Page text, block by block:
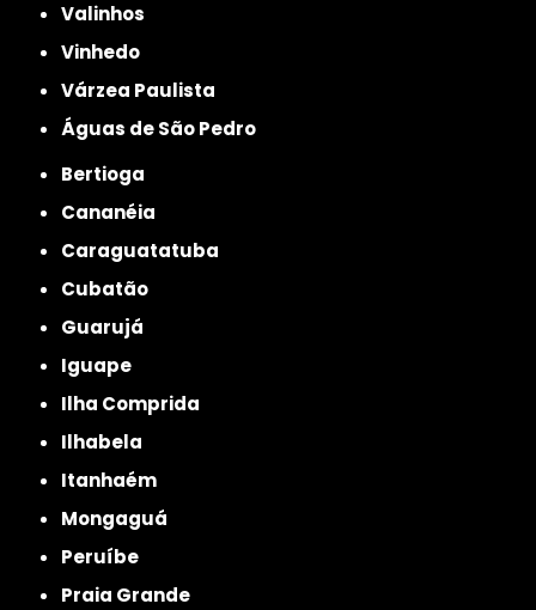
Valinhos
Vinhedo
Várzea Paulista
Águas de São Pedro
Bertioga
Cananéia
Caraguatatuba
Cubatão
Guarujá
Iguape
Ilha Comprida
Ilhabela
Itanhaém
Mongaguá
Peruíbe
Praia Grande